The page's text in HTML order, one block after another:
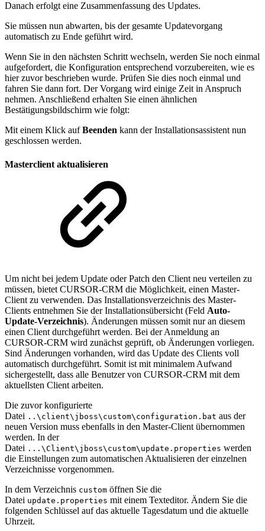
Danach erfolgt eine Zusammenfassung des Updates.
Sie müssen nun abwarten, bis der gesamte Updatevorgang
automatisch zu Ende geführt wird.
Wenn Sie in den nächsten Schritt wechseln, werden Sie noch einmal
aufgefordert, die Konfiguration entsprechend vorzubereiten, wie es
hier zuvor beschrieben wurde. Prüfen Sie dies noch einmal und
fahren Sie dann fort. Der Vorgang wird einige Zeit in Anspruch
nehmen. Anschließend erhalten Sie einen ähnlichen
Bestätigungsbildschirm wie folgt:
Mit einem Klick aufBeenden kann der Installationsassistent nun
geschlossen werden.
Masterclient aktualisieren
Um nicht bei jedem Update oder Patch den Client neu verteilen zu
müssen, bietet CURSOR-CRM die Möglichkeit, einen Master-
Client zu verwenden. Das Installationsverzeichnis des Master-
Clients entnehmen Sie der Installationsübersicht (Feld Auto-
Update-Verzeichnis). Änderungen müssen somit nur an diesem
einen Client durchgeführt werden. Bei der Anmeldung an
CURSOR-CRM wird zunächst geprüft, ob Änderungen vorliegen.
Sind Änderungen vorhanden, wird das Update des Clients voll
automatisch durchgeführt. Somit ist mit minimalem Aufwand
sichergestellt, dass alle Benutzer von CURSOR-CRM mit dem
aktuellsten Client arbeiten.
Die zuvor konfigurierte
Datei ..\client\jboss\custom\configuration.bat aus der
neuen Version muss ebenfalls in den Master-Client übernommen
werden. In der
Datei ...\Client\jboss\custom\update.properties werden
die Einstellungen zum automatischen Aktualisieren der einzelnen
Verzeichnisse vorgenommen.
In dem Verzeichnis custom öffnen Sie die
Datei update.properties mit einem Texteditor. Ändern Sie die
folgenden Schlüssel auf das aktuelle Tagesdatum und die aktuelle
Uhrzeit.